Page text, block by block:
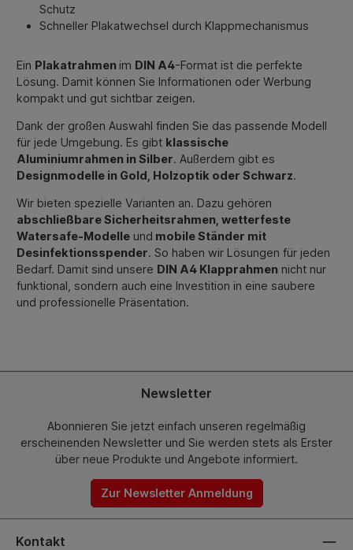
Schutz
Schneller Plakatwechsel durch Klappmechanismus
Ein Plakatrahmen im DIN A4-Format ist die perfekte
Lösung. Damit können Sie Informationen oder Werbung
kompakt und gut sichtbar zeigen.
Dank der großen Auswahl finden Sie das passende Modell
für jede Umgebung. Es gibt klassische
Aluminiumrahmen in Silber. Außerdem gibt es
Designmodelle in Gold, Holzoptik oder Schwarz.
Wir bieten spezielle Varianten an. Dazu gehören
abschließbare Sicherheitsrahmen, wetterfeste
Watersafe-Modelle und mobile Ständer mit
Desinfektionsspender. So haben wir Lösungen für jeden
Bedarf. Damit sind unsere DIN A4 Klapprahmen nicht nur
funktional, sondern auch eine Investition in eine saubere
und professionelle Präsentation.
Newsletter
Abonnieren Sie jetzt einfach unseren regelmäßig
erscheinenden Newsletter und Sie werden stets als Erster
über neue Produkte und Angebote informiert.
Zur Newsletter Anmeldung
Kontakt